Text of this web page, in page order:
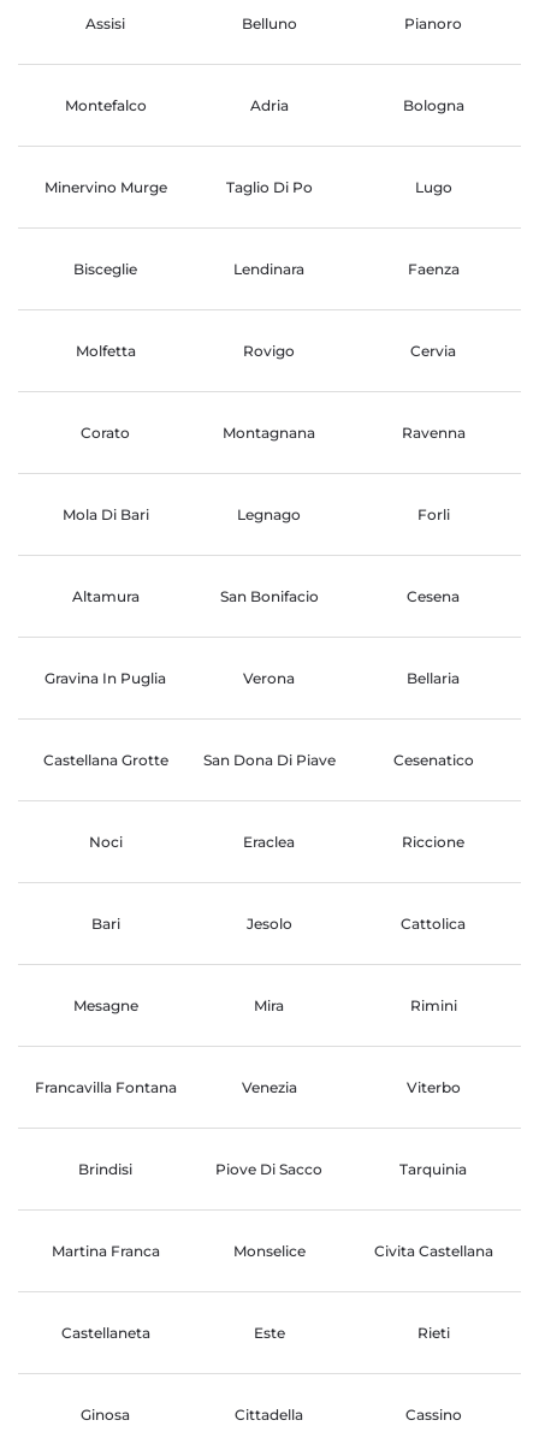
Assisi Belluno Pianoro
Montefalco Adria Bologna
Minervino Murge Taglio Di Po Lugo
Bisceglie Lendinara Faenza
Molfetta Rovigo Cervia
Corato Montagnana Ravenna
Mola Di Bari Legnago Forli
Altamura San Bonifacio Cesena
Gravina In Puglia Verona Bellaria
Castellana Grotte San Dona Di Piave Cesenatico
Noci Eraclea Riccione
Bari Jesolo Cattolica
Mesagne Mira Rimini
Francavilla Fontana Venezia Viterbo
Brindisi Piove Di Sacco Tarquinia
Martina Franca Monselice Civita Castellana
Castellaneta Este Rieti
Ginosa Cittadella Cassino